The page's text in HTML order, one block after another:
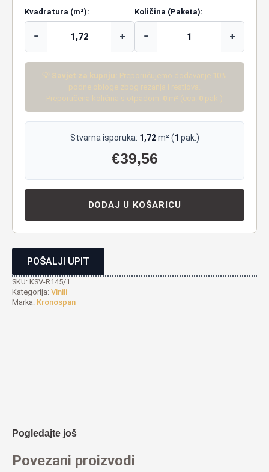
Kvadratura (m²):
− +
Količina (Paketa):
− +
💡 Savjet za kupnju: Preporučujemo dodavanje 10%
podne obloge zbog rezanja i restlova.
Preporučena količina s otpadom: 0 m² (cca. 0 pak.)
Stvarna isporuka: 1,72m² (1 pak.)
€39,56
DODAJ U KOŠARICU
POŠALJI UPIT
SKU: KSV-R145/1
Kategorija: Vinili
Marka: Kronospan
Pogledajte još
Povezani proizvodi